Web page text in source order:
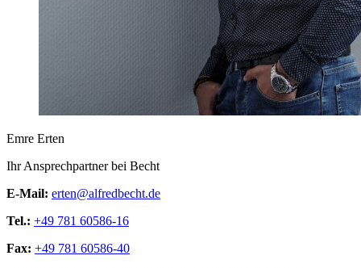
Emre Erten
Ihr Ansprechpartner bei Becht
E-Mail: erten@alfredbecht.de
Tel.: +49 781 60586-16
Fax: +49 781 60586-40